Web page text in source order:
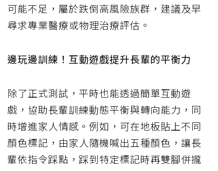
可能不足，屬於跌倒高風險族群，建議及早
尋求專業醫療或物理治療評估。
邊玩邊訓練！互動遊戲提升長輩的平衡力
除了正式測試，平時也能透過簡單互動遊
戲，協助長輩訓練動態平衡與轉向能力，同
時增進家人情感。例如，可在地板貼上不同
顏色標記，由家人隨機喊出五種顏色，讓長
輩依指令踩點，踩到特定標記時再雙腳併攏